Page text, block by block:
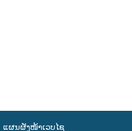
ແຜນຜັງໜ້າເວບໄຊ